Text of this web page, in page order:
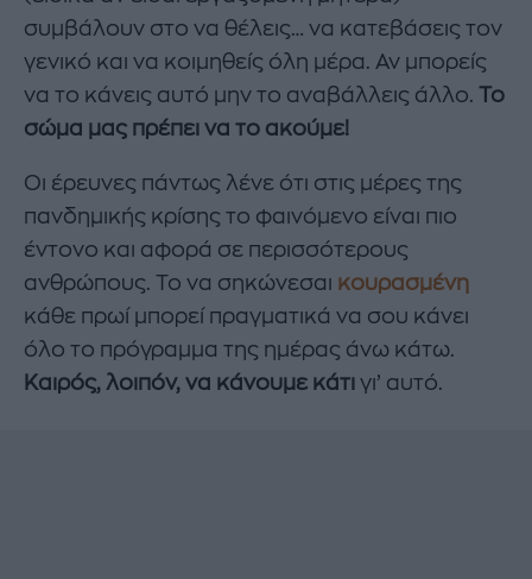
συμβάλουν στο να θέλεις… να κατεβάσεις τον
γενικό και να κοιμηθείς όλη μέρα. Αν μπορείς
να το κάνεις αυτό μην το αναβάλλεις άλλο. Το
σώμα μας πρέπει να το ακούμε!
Οι έρευνες πάντως λένε ότι στις μέρες της
πανδημικής κρίσης το φαινόμενο είναι πιο
έντονο και αφορά σε περισσότερους
ανθρώπους. Το να σηκώνεσαι κουρασμένη
κάθε πρωί μπορεί πραγματικά να σου κάνει
όλο το πρόγραμμα της ημέρας άνω κάτω.
Καιρός, λοιπόν, να κάνουμε κάτι γι’ αυτό.